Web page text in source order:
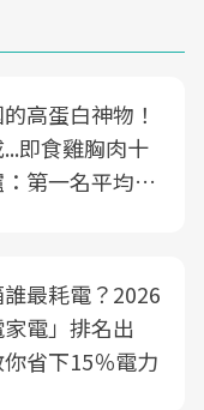
高蛋白神物！
即食雞胸肉十
第一名平均一
最耗電？2026
電」排名出
省下15％電力